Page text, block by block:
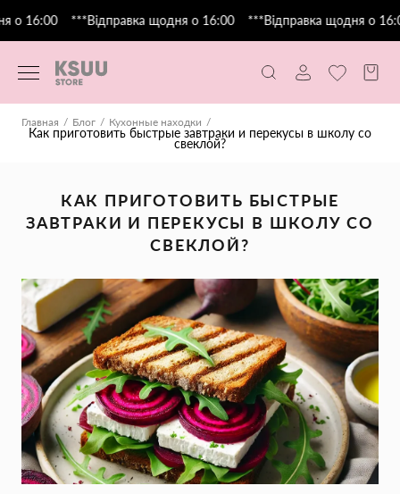
16:00 ***Відправка щодня о 16:00 ***Відправка щодня о 16:00
Главная Блог Кухонные находки
Как приготовить быстрые завтраки и перекусы в школу со
свеклой?
КАК ПРИГОТОВИТЬ БЫСТРЫЕ
ЗАВТРАКИ И ПЕРЕКУСЫ В ШКОЛУ СО
СВЕКЛОЙ?